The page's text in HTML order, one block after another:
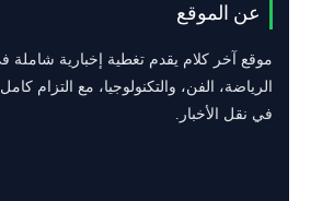
عن الموقع
موقع آخر كلام يقدم تغطية إخبارية شاملة
الرياضة، الفن، والتكنولوجيا، مع التزام
في نقل الأخبار.